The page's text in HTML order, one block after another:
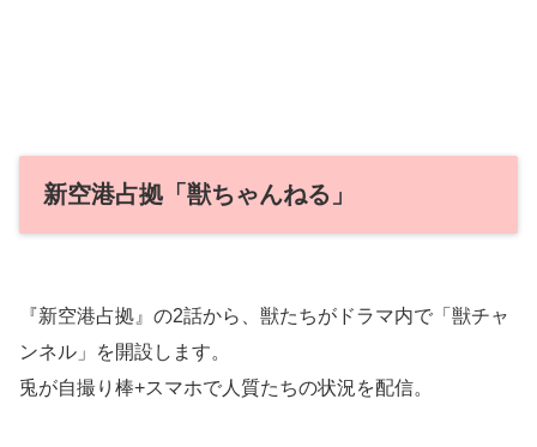
新空港占拠「獣ちゃんねる」
『新空港占拠』の2話から、獣たちがドラマ内で「獣チャ
ンネル」を開設します。
兎が自撮り棒+スマホで人質たちの状況を配信。